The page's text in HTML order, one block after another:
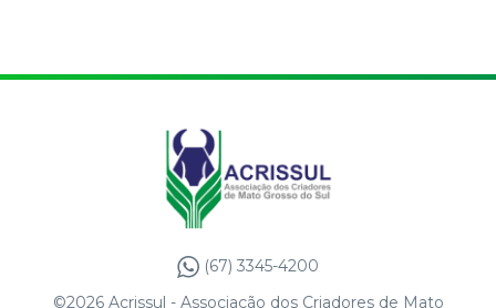
(67) 3345-4200
©2026 Acrissul - Associação dos Criadores de Mato